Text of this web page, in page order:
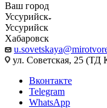
Ваш город
Уссурийск
Уссурийск
Хабаровск
ул. Советская, 25 (ТД
Вконтакте
Telegram
WhatsApp